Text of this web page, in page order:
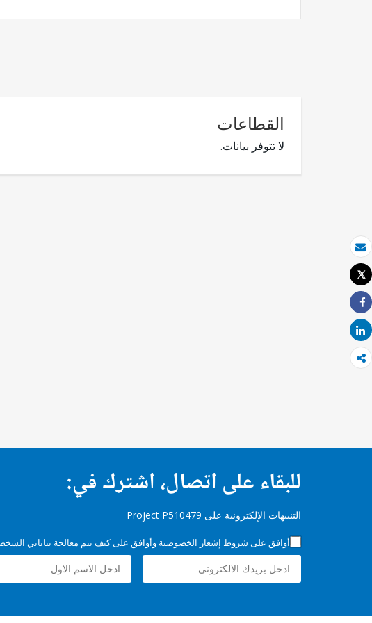
بريد الكتروني
طباعة
Tweet
Share
Share
القطاعات
لا تتوفر بيانات.
للبقاء على اتصال، اشترك في:
التنبيهات الإلكترونية على Project P510479
أوافق على شروط إشعار الخصوصية وأوافق على كيف تتم معالجة بياناتي